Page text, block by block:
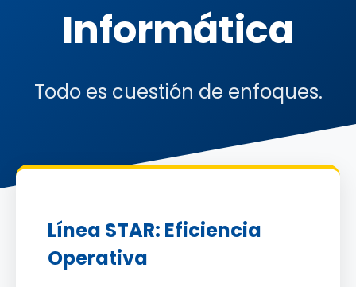
Informática
Todo es cuestión de enfoques.
Línea STAR: Eficiencia
Operativa